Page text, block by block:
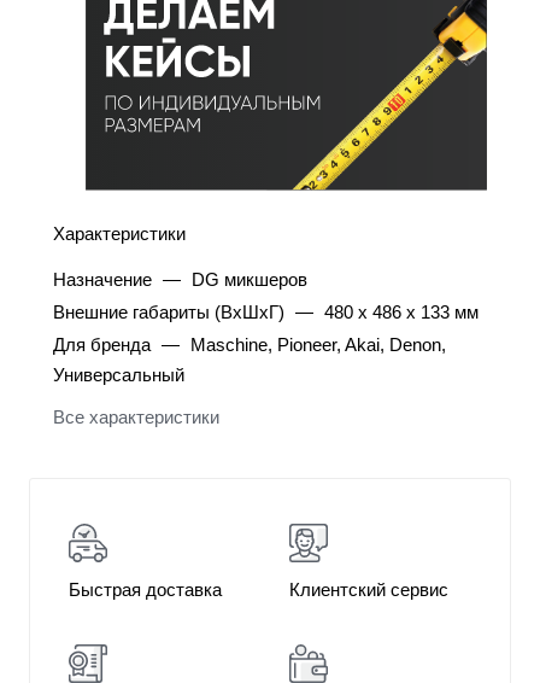
Характеристики
Назначение — DG микшеров
Внешние габариты (ВхШхГ) — 480 x 486 x 133 мм
Для бренда — Maschine, Pioneer, Akai, Denon,
Универсальный
Все характеристики
Быстрая доставка Клиентский сервис